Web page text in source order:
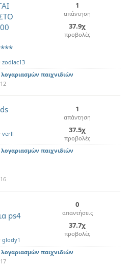
zodiac13
1
απάντηση
37.9χ
προβολές
παιχνιδιών
verll
1
απάντηση
37.5χ
προβολές
παιχνιδιών
ps4
glody1
0
απαντήσεις
37.7χ
προβολές
παιχνιδιών